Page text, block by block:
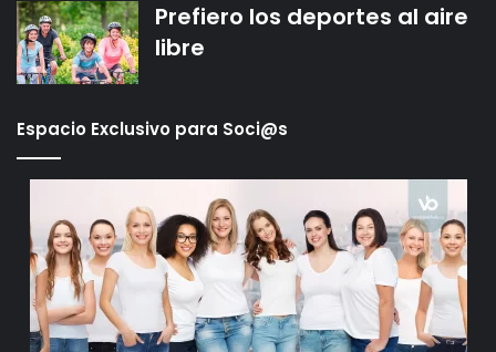
Prefiero los deportes al aire
libre
Espacio Exclusivo para Soci@s